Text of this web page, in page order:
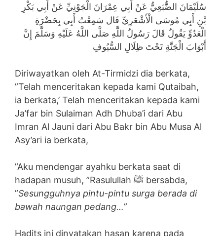
سُلَيْمَانَ الضُّبَعِيُّ عَنْ أَبِي عِمْرَانَ الْجَوْنِيِّ عَنْ أَبِي بَكْرِ
بْنِ أَبِي مُوسَى الْأَشْعَرِيِّ قَال سَمِعْتُ أَبِي بِحَضْرَةِ
الْعَدُوِّ يَقُولُ قَالَ رَسُولُ اللَّهِ صَلَّى اللَّهُ عَلَيْهِ وَسَلَّمَ إِنَّ
أَبْوَابَ الْجَنَّةِ تَحْتَ ظِلَالِ السُّيُوفِ
Diriwayatkan oleh At-Tirmidzi dia berkata,
”Telah menceritakan kepada kami Qutaibah,
ia berkata,’ Telah menceritakan kepada kami
Ja’far bin Sulaiman Adh Dhuba’i dari Abu
Imran Al Jauni dari Abu Bakr bin Abu Musa Al
Asy’ari ia berkata,
”Aku mendengar ayahku berkata saat di
hadapan musuh, ”Rasulullah ﷺ bersabda,
”Sesungguhnya pintu-pintu surga berada di
bawah naungan pedang…”
Hadits ini dinyatakan hasan karena pada